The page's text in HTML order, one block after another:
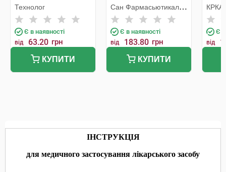
Технолог
Є в наявності
від 63.20 грн
КУПИТИ
Сан Фармасьютикал
Індастріз
Є в наявності
від 183.80 грн
КУПИТИ
КРКА
Є в
від